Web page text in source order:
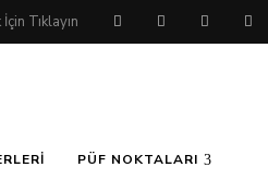
PÜF NOKTALARI